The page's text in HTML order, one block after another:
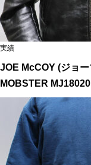
実績
JOE McCOY (ジョ
MOBSTER